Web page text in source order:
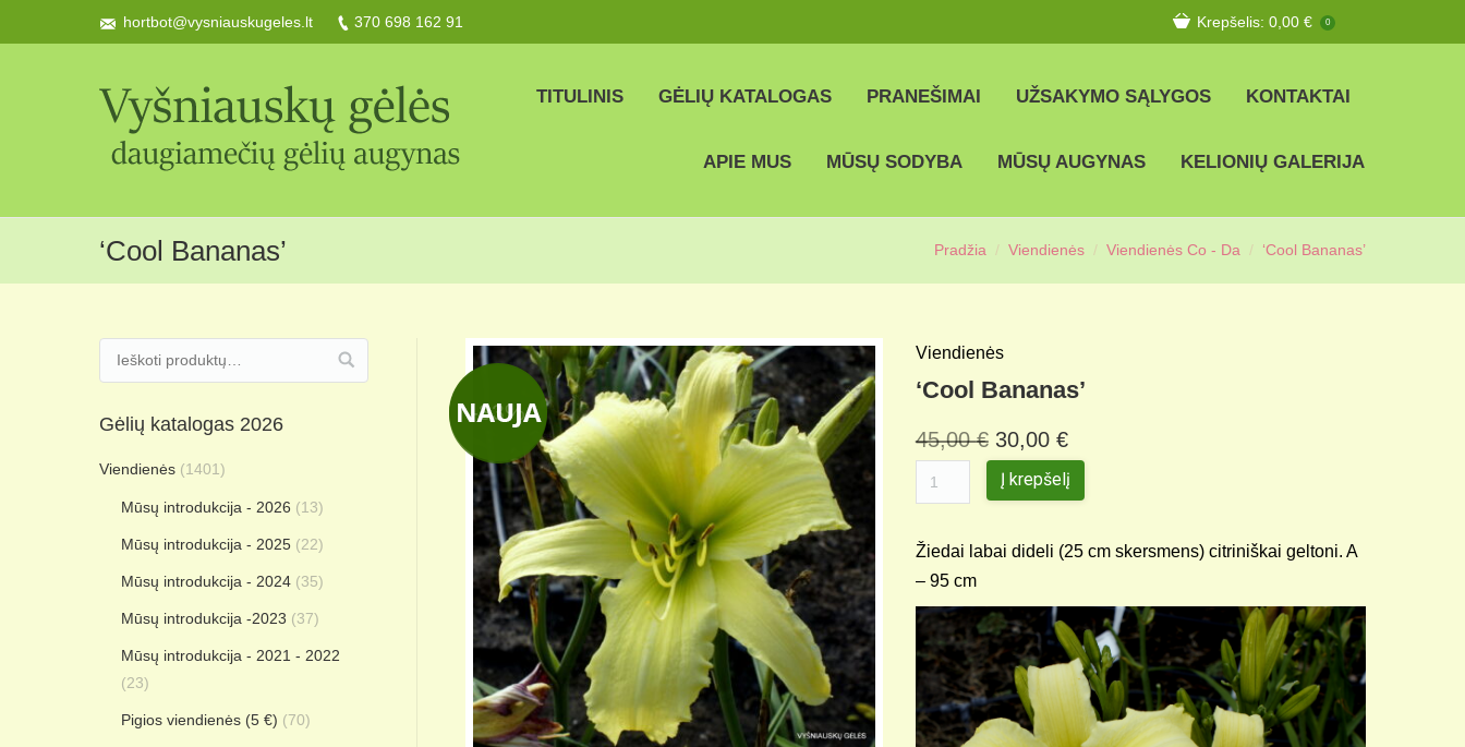
hortbot@vysniauskugeles.lt 370 698 162 91 Krepšelis: 0,00 € 0
TITULINIS GĖLIŲ KATALOGAS PRANEŠIMAI UŽSAKYMO SĄLYGOS KONTAKTAI
APIE MUS MŪSŲ SODYBA MŪSŲ AUGYNAS KELIONIŲ GALERIJA
‘Cool Bananas’ Pradžia Viendienės Viendienės Co - Da ‘Cool Bananas’
-33%
Viendienės
‘Cool Bananas’
45,00€ 30,00 €
Į krepšelį
Žiedai labai dideli (25 cm skersmens) citriniškai geltoni. A
– 95 cm
Gėlių katalogas 2026
Viendienės (1401)
Mūsų introdukcija - 2026 (13)
Mūsų introdukcija - 2025 (22)
Mūsų introdukcija - 2024 (35)
Mūsų introdukcija -2023 (37)
Mūsų introdukcija - 2021 - 2022
(23)
Pigios viendienės (5 €) (70)